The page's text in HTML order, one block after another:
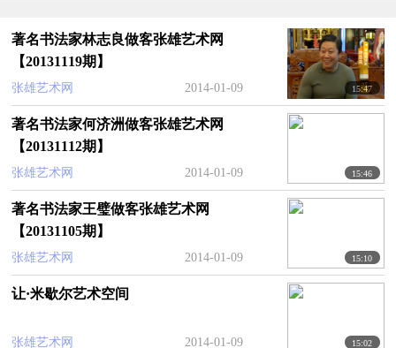
著名书法家林志良做客张雄艺术网
【20131119期】
张雄艺术网 2014-01-09 15:47
著名书法家何济洲做客张雄艺术网
【20131112期】
张雄艺术网 2014-01-09 15:46
著名书法家王璧做客张雄艺术网
【20131105期】
张雄艺术网 2014-01-09 15:10
让·米歇尔艺术空间
张雄艺术网 2014-01-09 15:02